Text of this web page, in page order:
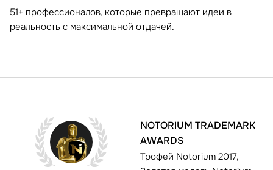
51+ профессионалов, которые превращают идеи в
реальность с максимальной отдачей.
NOTORIUM TRADEMARK
AWARDS
Трофей Notorium 2017,